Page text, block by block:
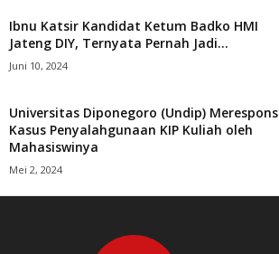
Ibnu Katsir Kandidat Ketum Badko HMI
Jateng DIY, Ternyata Pernah Jadi...
Juni 10, 2024
Universitas Diponegoro (Undip) Merespons
Kasus Penyalahgunaan KIP Kuliah oleh
Mahasiswinya
Mei 2, 2024